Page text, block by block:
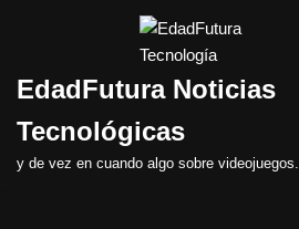
al
EdadFutura Noticias
Tecnológicas
y de vez en cuando algo sobre videojuegos.